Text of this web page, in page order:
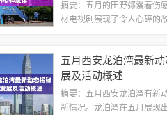
摘要：五月的田野弥漫着伤
材电视剧展现了令人心碎的
乐，感受到农村的喜怒哀乐
五月西安龙泊湾最新
展及活动概述
摘要：五月西安龙泊湾有新
新情况。龙泊湾在五月展现